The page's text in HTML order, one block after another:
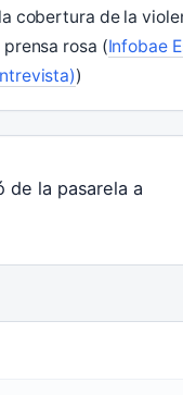
cobertura de la
rosa (Infobae
)
de la pasarela a